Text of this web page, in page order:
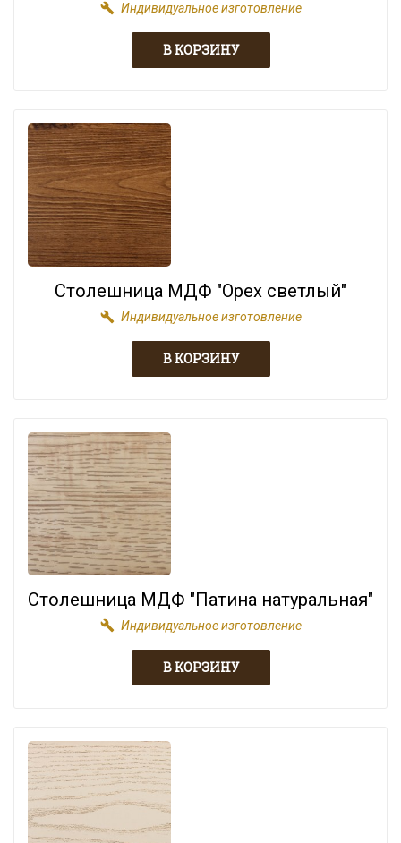
build Индивидуальное изготовление
Столешница МДФ "Орех светлый"
build Индивидуальное изготовление
Столешница МДФ "Патина натуральная"
build Индивидуальное изготовление